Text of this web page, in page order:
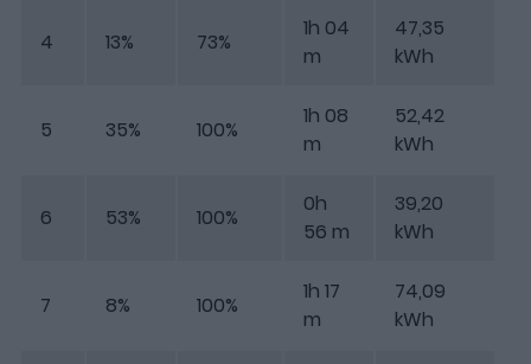
4 13% 73%
1h 04
m
47,35
kWh
5 35% 100%
1h 08
m
52,42
kWh
6 53% 100%
0h
56 m
39,20
kWh
7 8% 100%
1h 17
m
74,09
kWh